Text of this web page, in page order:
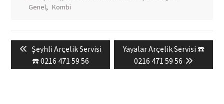
Genel, Kombi
gezinmesi
Previous
post:
Şeyhli Arçelik Servisi
☎️ 0216 471 59 56
Next
post:
Yayalar Arçelik Servisi ☎️
0216 471 59 56